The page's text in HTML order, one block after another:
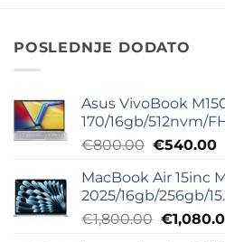
POSLEDNJE DODATO
Asus VivoBook
170/16gb/512nvm/
€800.00 Originalna
je
bila:
€800.00.
€540.00
MacBook Air 15inc
2025/16gb/256gb/
€1,800.00 €